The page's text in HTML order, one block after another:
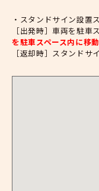
・スタンドサイン設置
［出発時］車両を駐車
を駐車スペース内に移
［返却時］スタンドサ